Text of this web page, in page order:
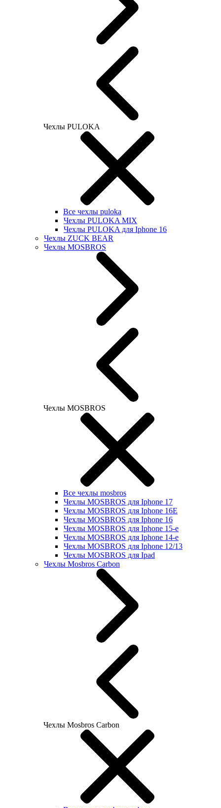
Чехлы PULOKA
Все чехлы puloka
Чехлы PULOKA MIX
Чехлы PULOKA для Iphone 16
Чехлы ZUCK BEAR
Чехлы MOSBROS
Чехлы MOSBROS
Все чехлы mosbros
Чехлы MOSBROS для Iphone 17
Чехлы MOSBROS для Iphone 16E
Чехлы MOSBROS для Iphone 16
Чехлы MOSBROS для Iphone 15-е
Чехлы MOSBROS для Iphone 14-е
Чехлы MOSBROS для Iphone 12/13
Чехлы MOSBROS для Ipad
Чехлы Mosbros Carbon
Чехлы Mosbros Carbon